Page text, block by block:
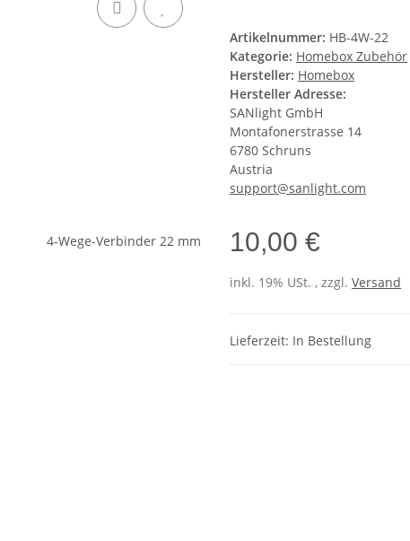
Artikelnummer: HB-4W-22
Kategorie: Homebox Zubehör
Hersteller: Homebox
Hersteller Adresse:
SANlight GmbH
Montafonerstrasse 14
6780 Schruns
Austria
support@sanlight.com
10,00 €
inkl. 19% USt. , zzgl. Versand
Lieferzeit: In Bestellung